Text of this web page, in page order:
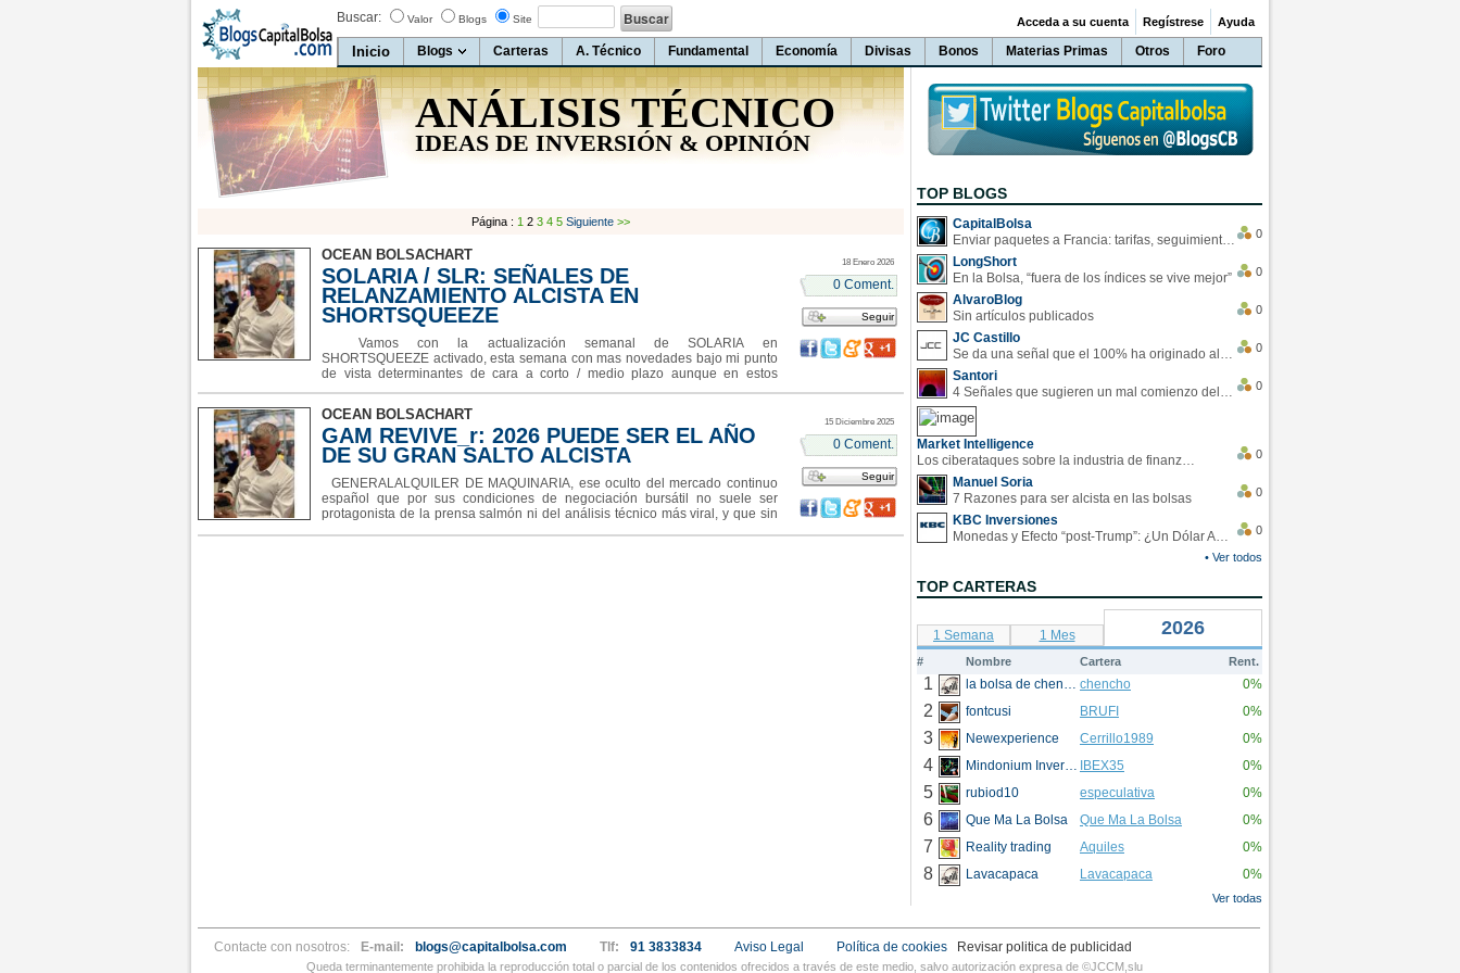
Buscar: Valor Blogs Site
Inicio Blogs Carteras A. Técnico Fundamental Economía Divisas Bonos Materias Primas Otros Foro
Acceda a su cuenta Regístrese Ayuda
ANÁLISIS TÉCNICO
IDEAS DE INVERSIÓN & OPINIÓN
Página : 1 2 3 4 5 Siguiente >>
OCEAN BOLSACHART
SOLARIA / SLR: SEÑALES DE
RELANZAMIENTO ALCISTA EN
SHORTSQUEEZE
Vamos con la actualización semanal de SOLARIA en
SHORTSQUEEZE activado, esta semana con mas novedades bajo mi punto
de vista determinantes de cara a corto / medio plazo aunque en estos
momento pueda parecer lo contrario sobre las posiciones bajistas y las
manteniendo
18 Enero 2026
0 Coment.
Seguir
OCEAN BOLSACHART
GAM REVIVE_r: 2026 PUEDE SER EL AÑO
DE SU GRAN SALTO ALCISTA
GENERALALQUILER DE MAQUINARIA, ese oculto del mercado continuo
español que por sus condiciones de negociación bursátil no suele ser
protagonista de la prensa salmón ni del análisis técnico más viral, y que sin
15 Diciembre 2025
0 Coment.
Seguir
TOP BLOGS
CapitalBolsa
Enviar paquetes a Francia: tarifas, seguimiento y ventajas destacadas
0
LongShort
En la Bolsa, “fuera de los índices se vive mejor”
0
AlvaroBlog
Sin artículos publicados
0
JC Castillo
Se da una señal que el 100% ha originado alzas en las bolsas
0
Santori
4 Señales que sugieren un mal comienzo del 3T de la economía EEUU
0
Market Intelligence
Los ciberataques sobre la industria de finanzas se han duplicado este año
0
Manuel Soria
7 Razones para ser alcista en las bolsas
0
KBC Inversiones
Monedas y Efecto “post-Trump”: ¿Un Dólar Americano operando en rangos?
0
• Ver todos
TOP CARTERAS
1 Semana 1 Mes 2026
# Nombre Cartera Rent.
1 la bolsa de chencho chencho 0%
2 fontcusi BRUFI 0%
3 Newexperience Cerrillo1989 0%
4 Mindonium Inversions IBEX35 0%
5 rubiod10 especulativa 0%
6 Que Ma La Bolsa Que Ma La Bolsa 0%
7 Reality trading Aquiles 0%
8 Lavacapaca Lavacapaca 0%
Ver todas
Contacte con nosotros: E-mail: blogs@capitalbolsa.com Tlf: 91 3833834 Aviso Legal Revisar politica de publicidad
Política de cookies
Queda terminantemente prohibida la reproducción total o parcial de los contenidos ofrecidos a través de este medio, salvo autorización expresa de ©JCCM,slu